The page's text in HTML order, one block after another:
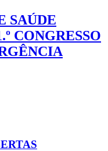
SAÚDE
CONGRESSO